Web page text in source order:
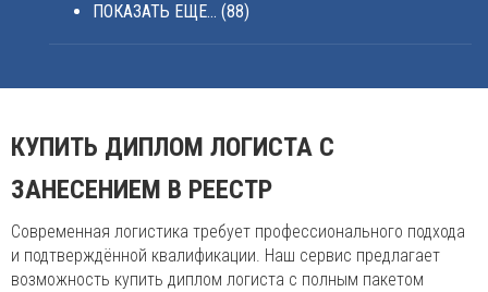
ПОКАЗАТЬ ЕЩЕ... (88)
КУПИТЬ ДИПЛОМ ЛОГИСТА С
ЗАНЕСЕНИЕМ В РЕЕСТР
Современная логистика требует профессионального подхода
и подтверждённой квалификации. Наш сервис предлагает
возможность купить диплом логиста с полным пакетом